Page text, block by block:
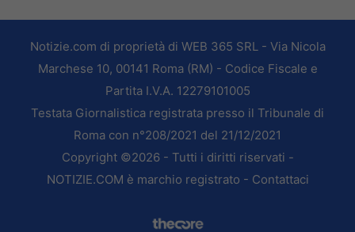
Notizie.com di proprietà di WEB 365 SRL - Via Nicola
Marchese 10, 00141 Roma (RM) - Codice Fiscale e
Partita I.V.A. 12279101005
Testata Giornalistica registrata presso il Tribunale di
Roma con n°208/2021 del 21/12/2021
Copyright ©2026 - Tutti i diritti riservati -
NOTIZIE.COM è marchio registrato - Contattaci